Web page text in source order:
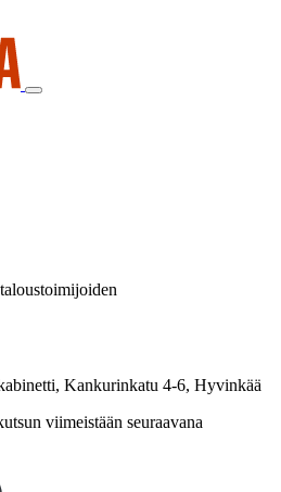
Päävalikko
Kankurinkatu 4-6, Hyvinkää
viimeistään seuraavana